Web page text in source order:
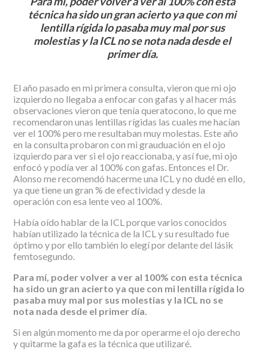
técnica ha sido un gran acierto ya que con mi
lentilla rígida lo pasaba muy mal por sus
molestias y la ICL no se nota nada desde el
primer día.
El año pasado en mi primera consulta, vieron que mi ojo
izquierdo no llegaba a enfocar con gafas y al hacer más
observaciones vieron que tenía queratocono, lo que me
recomendaron unas lentillas rígidas las cuales me hacían
ver el 100% pero me resultaban muy molestas. Este año
en la consulta probaron con mi grauduación en el ojo
izquierdo para ver si el ojo reaccionaba, y así fue, mi ojo
enfocó y podía ver al 100% con gafas. Entonces el Dr.
Alonso me recomendó hacerme una ICL y no dudé en ello,
ya que tiene un gran % de efectividad y desde la
operación con esa lente veo al 100%.
Había oído hablar de la ICL porque varios conocidos
habían utilizado la técnica de la ICL y su resultado fue
óptimo y por ello también lo elegí por delante del lásik
femtosegundo.
Para mí, poder volver a ver al 100% con esta técnica
ha sido un gran acierto ya que con mi lentilla rígida lo
pasaba muy mal por sus molestias y la ICL no se
nota nada desde el primer día.
Si en algún momento me da por operarme el ojo derecho
y quitarme la gafa es la técnica que utilizaré.